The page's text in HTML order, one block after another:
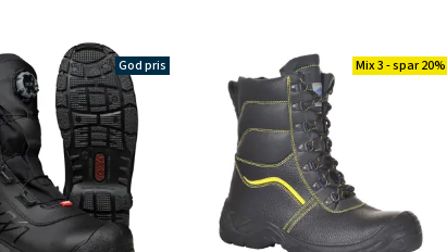
God pris Mix 3 - spar 20%